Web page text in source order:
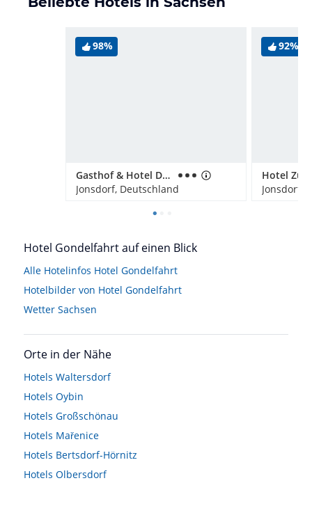
98%
Gasthof & Hotel Dammschenke
Jonsdorf, Deutschland
92%
Jonsdorf,
Hotel Gondelfahrt auf einen Blick
Alle Hotelinfos Hotel Gondelfahrt
Hotelbilder von Hotel Gondelfahrt
Wetter Sachsen
Orte in der Nähe
Hotels Waltersdorf
Hotels Oybin
Hotels Großschönau
Hotels Mařenice
Hotels Bertsdorf-Hörnitz
Hotels Olbersdorf